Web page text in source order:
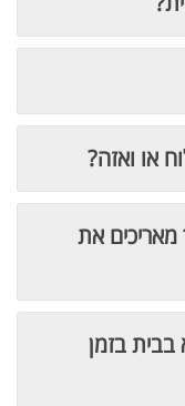
או ואזה?
מאריכים את
בזמן